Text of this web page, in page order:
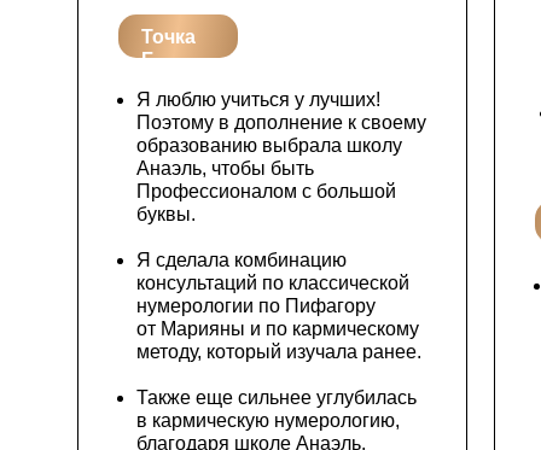
Точка
Б
Я люблю учиться у лучших!
Поэтому в дополнение к своему
образованию выбрала школу
Анаэль, чтобы быть
Профессионалом с большой
буквы.
Я сделала комбинацию
консультаций по классической
нумерологии по Пифагору
от Марияны и по кармическому
методу, который изучала ранее.
Также еще сильнее углубилась
в кармическую нумерологию,
благодаря школе Анаэль.